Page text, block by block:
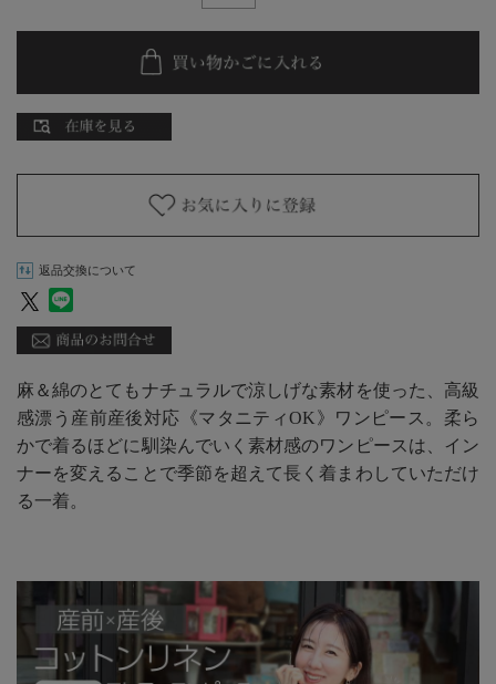
返品交換について
麻＆綿のとてもナチュラルで涼しげな素材を使った、高級
感漂う産前産後対応《マタニティOK》ワンピース。柔ら
かで着るほどに馴染んでいく素材感のワンピースは、イン
ナーを変えることで季節を超えて長く着まわしていただけ
る一着。